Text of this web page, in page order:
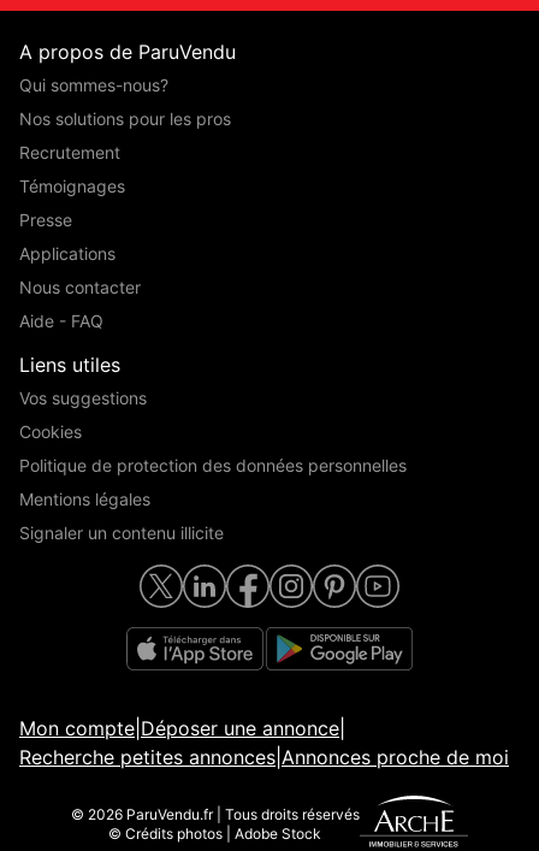
A propos de ParuVendu
Qui sommes-nous?
Nos solutions pour les pros
Recrutement
Témoignages
Presse
Applications
Nous contacter
Aide - FAQ
Liens utiles
Vos suggestions
Cookies
Politique de protection des données personnelles
Mentions légales
Signaler un contenu illicite
Mon compte Déposer une annonce
Recherche petites annonces Annonces proche de moi
© 2026 ParuVendu.fr | Tous droits réservés
© Crédits photos | Adobe Stock